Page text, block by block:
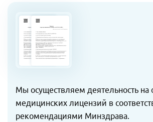
Мы осуществляем деятельность на
медицинских лицензий в
рекомендациями Минздрава.